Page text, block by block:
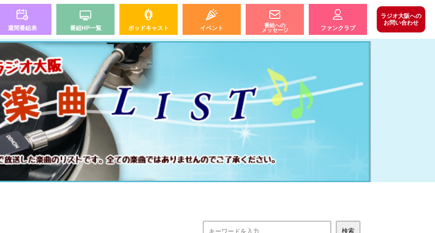
週間番組表 番組HP一覧 ポッドキャスト イベント
番組への
メッセージ
ファンクラブ
ラジオ大阪への
お問い合わせ